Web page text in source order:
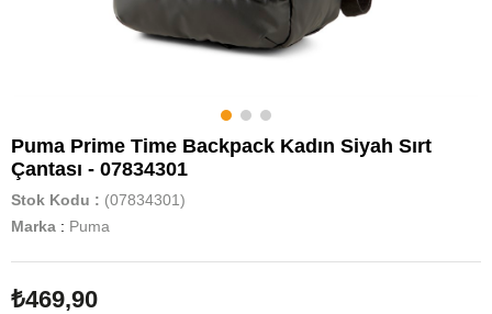
Puma Prime Time Backpack Kadın Siyah Sırt
Çantası - 07834301
Stok Kodu
(07834301)
Marka : Puma
₺469,90